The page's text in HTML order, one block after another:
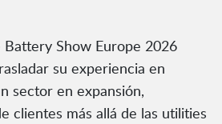
Battery Show Europe 2026
su experiencia en
sector en expansión,
clientes más allá de las utilities